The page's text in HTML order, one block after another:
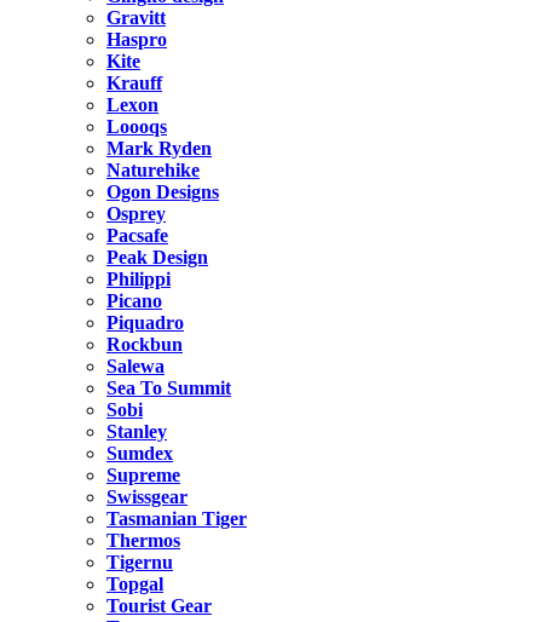
Gravitt
Haspro
Kite
Krauff
Lexon
Loooqs
Mark Ryden
Naturehike
Ogon Designs
Osprey
Pacsafe
Peak Design
Philippi
Picano
Piquadro
Rockbun
Salewa
Sea To Summit
Sobi
Stanley
Sumdex
Supreme
Swissgear
Tasmanian Tiger
Thermos
Tigernu
Topgal
Tourist Gear